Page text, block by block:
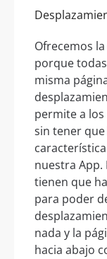
Ofrecemos
porque
misma
permite a
sin tener
nuestra App.
tienen que
para poder
nada y la
hacia abajo